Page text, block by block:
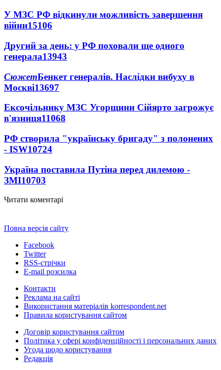
У МЗС РФ відкинули можливість завершення
війни15106
Другий за день: у РФ поховали ще одного
генерала13943
СюжетБенкет генералів. Наслідки вибуху в
Москві13697
Ексочільнику МЗС Угорщини Сійярто загрожує
в'язниця11068
РФ створила "українську бригаду" з полонених
- ISW10724
Україна поставила Путіна перед дилемою -
ЗМІ10703
Читати коментарі
Повна версія сайту
Facebook
Twitter
RSS-стрічки
E-mail розсилка
Контакти
Реклама на сайті
Використання матеріалів korrespondent.net
Правила користування сайтом
Договір користування сайтом
Політика у сфері конфіденційності і персональних даних
Угода щодо користування
Редакція